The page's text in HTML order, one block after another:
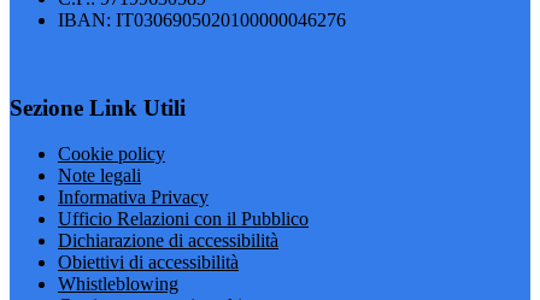
IBAN: IT0306905020100000046276
Sezione Link Utili
Cookie policy
Note legali
Informativa Privacy
Ufficio Relazioni con il Pubblico
Dichiarazione di accessibilità
Obiettivi di accessibilità
Whistleblowing